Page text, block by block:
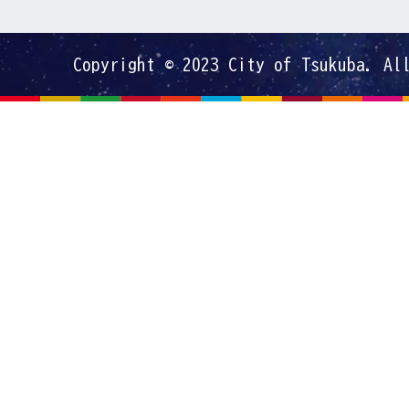
Copyright © 2023 City of Tsukuba.